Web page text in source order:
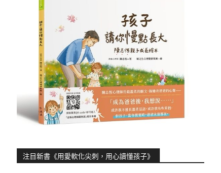
注目新書《用愛軟化尖刺，用心讀懂孩子》